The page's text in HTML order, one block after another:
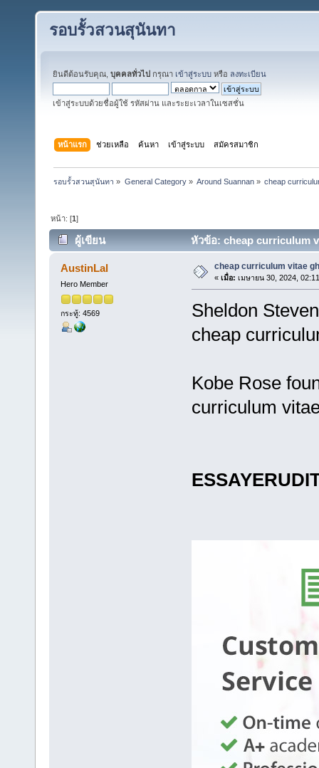
รอบรั้วสวนสุนันทา
ยินดีต้อนรับคุณ, บุคคลทั่วไป กรุณา เข้าสู่ระบบ หรือ ลงทะเบียน
เข้าสู่ระบบด้วยชื่อผู้ใช้ รหัสผ่าน และระยะเวลาในเซสชั่น
หน้าแรก ช่วยเหลือ ค้นหา เข้าสู่ระบบ สมัครสมาชิก
รอบรั้วสวนสุนันทา » General Category» Around Suannan» cheap
หน้า: [1]
ผู้เขียน หัวข้อ: cheap curriculum
AustinLal
Hero Member
กระทู้: 4569
cheap curriculum vitae
« เมื่อ: เมษายน 30, 2024,
Sheldon
cheap
Kobe Rose
curriculum